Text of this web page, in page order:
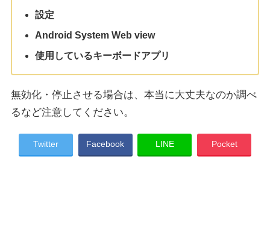
設定
Android System Web view
使用しているキーボードアプリ
無効化・停止させる場合は、本当に大丈夫なのか調べ
るなど注意してください。
Twitter Facebook LINE Pocket